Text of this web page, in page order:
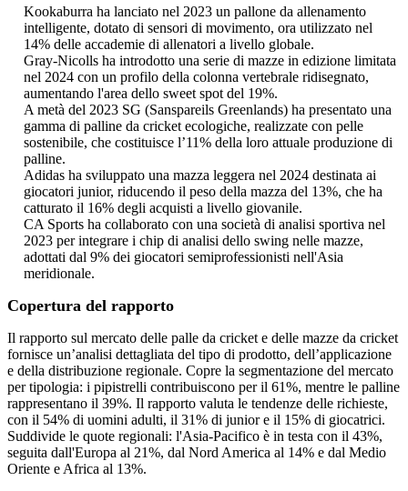
Kookaburra ha lanciato nel 2023 un pallone da allenamento
intelligente, dotato di sensori di movimento, ora utilizzato nel
14% delle accademie di allenatori a livello globale.
Gray-Nicolls ha introdotto una serie di mazze in edizione limitata
nel 2024 con un profilo della colonna vertebrale ridisegnato,
aumentando l'area dello sweet spot del 19%.
A metà del 2023 SG (Sanspareils Greenlands) ha presentato una
gamma di palline da cricket ecologiche, realizzate con pelle
sostenibile, che costituisce l’11% della loro attuale produzione di
palline.
Adidas ha sviluppato una mazza leggera nel 2024 destinata ai
giocatori junior, riducendo il peso della mazza del 13%, che ha
catturato il 16% degli acquisti a livello giovanile.
CA Sports ha collaborato con una società di analisi sportiva nel
2023 per integrare i chip di analisi dello swing nelle mazze,
adottati dal 9% dei giocatori semiprofessionisti nell'Asia
meridionale.
Copertura del rapporto
Il rapporto sul mercato delle palle da cricket e delle mazze da cricket
fornisce un’analisi dettagliata del tipo di prodotto, dell’applicazione
e della distribuzione regionale. Copre la segmentazione del mercato
per tipologia: i pipistrelli contribuiscono per il 61%, mentre le palline
rappresentano il 39%. Il rapporto valuta le tendenze delle richieste,
con il 54% di uomini adulti, il 31% di junior e il 15% di giocatrici.
Suddivide le quote regionali: l'Asia-Pacifico è in testa con il 43%,
seguita dall'Europa al 21%, dal Nord America al 14% e dal Medio
Oriente e Africa al 13%.